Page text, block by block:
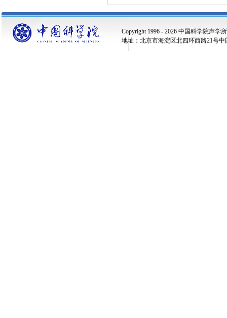
Copyright 1996 - 2026 中国科学院声学
地址：北京市海淀区北四环西路21号